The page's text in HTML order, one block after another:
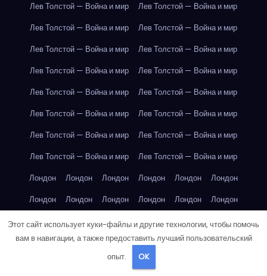
Лев Толстой — Война и мир
Лев Толстой — Война и мир
Лев Толстой — Война и мир
Лев Толстой — Война и мир
Лев Толстой — Война и мир
Лев Толстой — Война и мир
Лев Толстой — Война и мир
Лев Толстой — Война и мир
Лев Толстой — Война и мир
Лев Толстой — Война и мир
Лев Толстой — Война и мир
Лев Толстой — Война и мир
Лев Толстой — Война и мир
Лев Толстой — Война и мир
Лев Толстой — Война и мир
Лев Толстой — Война и мир
Лондон
Лондон Лондон Лондон Лондон
Лондон
Лондон
Лондон Лондон Лондон Лондон
Лондон
Лондон
Лондон Лондон Лондон Лондон
Лондон
Лондон
Лондон Лондон Лондон
Лос-Анджелес
Этот сайт использует куки-файлы и другие технологии, чтобы помочь
вам в навигации, а также предоставить лучший пользовательский
опыт.
OK